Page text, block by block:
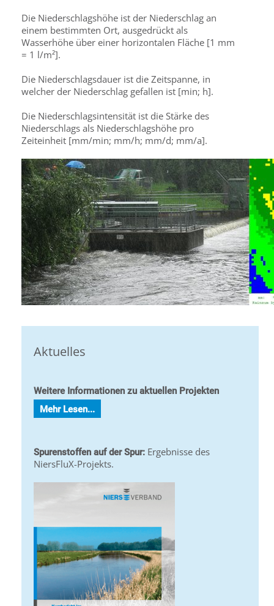
Die Niederschlagshöhe ist der Niederschlag an
einem bestimmten Ort, ausgedrückt als
Wasserhöhe über einer horizontalen Fläche [1 mm
= 1 l/m²].
Die Niederschlagsdauer ist die Zeitspanne, in
welcher der Niederschlag gefallen ist [min; h].
Die Niederschlagsintensität ist die Stärke des
Niederschlags als Niederschlagshöhe pro
Zeiteinheit [mm/min; mm/h; mm/d; mm/a].
Aktuelles
Weitere Informationen zu aktuellen Projekten
Mehr Lesen...
Spurenstoffen auf der Spur: Ergebnisse des
NiersFluX-Projekts.